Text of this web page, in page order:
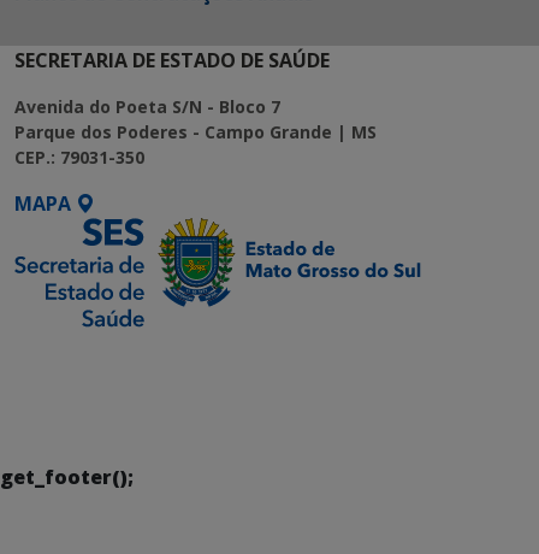
SECRETARIA DE ESTADO DE SAÚDE
Avenida do Poeta S/N - Bloco 7
Parque dos Poderes - Campo Grande | MS
CEP.: 79031-350
MAPA
get_footer();